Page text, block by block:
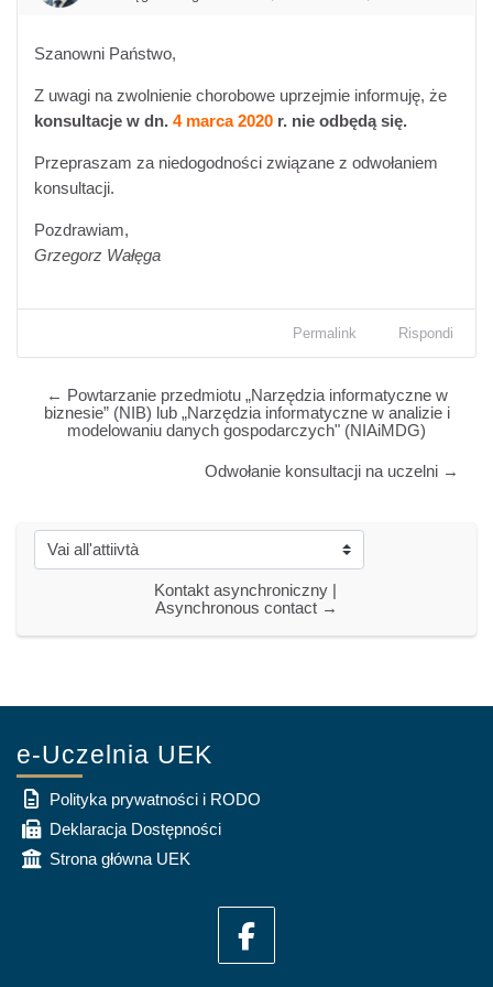
Szanowni Państwo,
Z uwagi na zwolnienie chorobowe uprzejmie informuję, że
konsultacje w dn. 4 marca 2020 r. nie odbędą się.
Przepraszam za niedogodności związane z odwołaniem
konsultacji.
Pozdrawiam,
Grzegorz Wałęga
Permalink Rispondi
← Powtarzanie przedmiotu „Narzędzia informatyczne w
biznesie” (NIB) lub „Narzędzia informatyczne w analizie i
modelowaniu danych gospodarczych" (NIAiMDG)
Odwołanie konsultacji na uczelni →
Vai all'attiivtà
Kontakt asynchroniczny |
Asynchronous contact →
e-Uczelnia UEK
Polityka prywatności i RODO
Deklaracja Dostępności
Strona główna UEK